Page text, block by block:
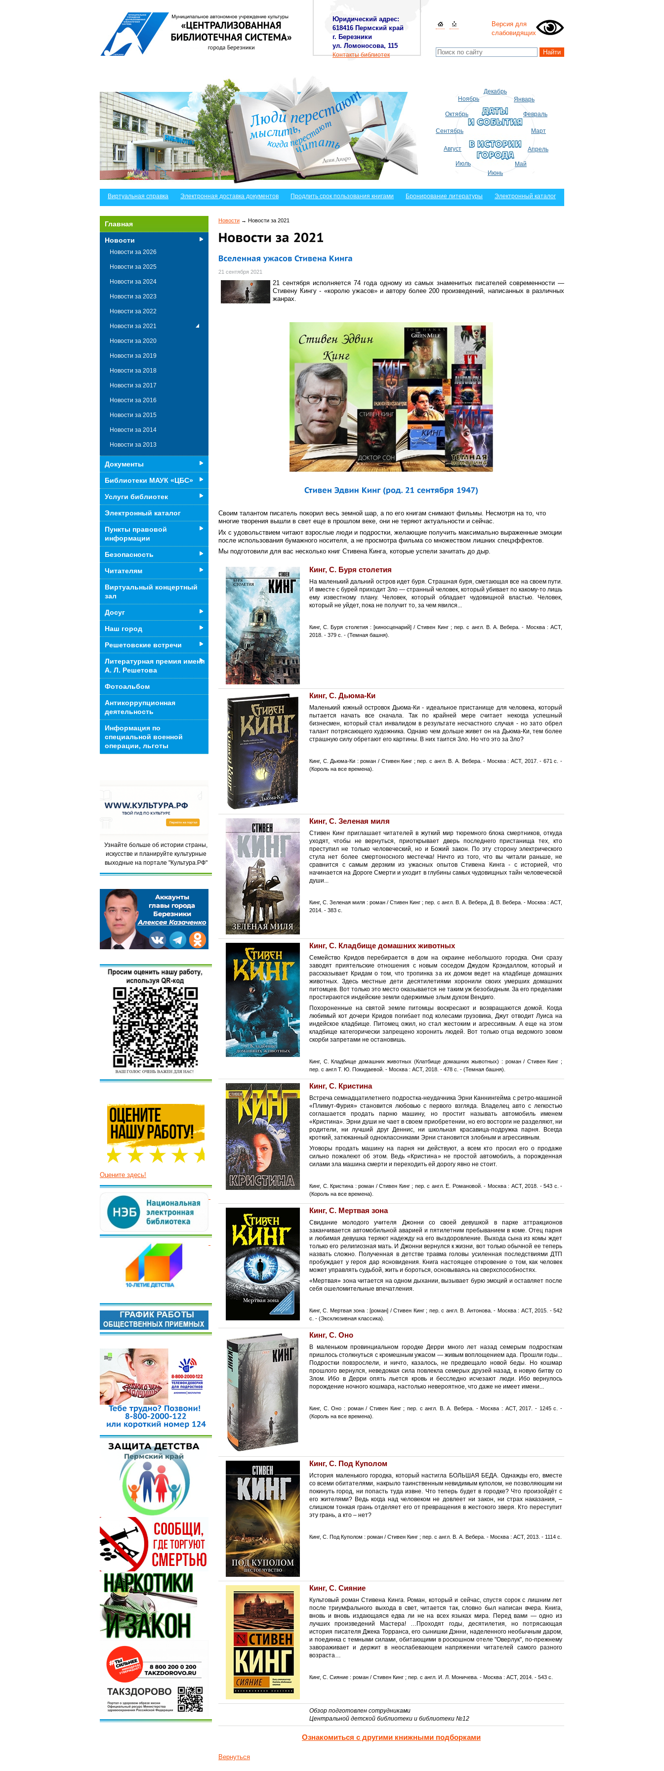
Юридический адрес:
618416 Пермский край
г. Березники
ул. Ломоносова, 115
Контакты библиотек
Версия для
слабовидящих
Январь
Февраль
Март
Апрель
Май
Июнь
Июль
Август
Сентябрь
Октябрь
Ноябрь
Декабрь
Виртуальная справка Электронная доставка документов Продлить срок пользования книгами Бронирование литературы Электронный каталог
Новости → Новости за 2021
21 сентября 2021
21 сентября исполняется 74 года одному из самых знаменитых писателей современности —
Стивену Кингу - «королю ужасов» и автору более 200 произведений, написанных в различных
жанрах.
Своим талантом писатель покорил весь земной шар, а по его книгам снимают фильмы. Несмотря на то, что
многие творения вышли в свет еще в прошлом веке, они не теряют актуальности и сейчас.
Их с удовольствием читают взрослые люди и подростки, желающие получить максимально выраженные эмоции
после использования бумажного носителя, а не просмотра фильма со множеством лишних спецэффектов.
Мы подготовили для вас несколько книг Стивена Кинга, которые успели зачитать до дыр.
Кинг, С. Буря столетия
На маленький дальний остров идет буря. Страшная буря, сметающая все на своем пути.
И вместе с бурей приходит Зло — странный человек, который убивает по какому-то лишь
ему известному плану. Человек, который обладает чудовищной властью. Человек,
который не уйдет, пока не получит то, за чем явился...
Кинг, С. Буря столетия : [киносценарий] / Стивен Кинг ; пер. с англ. В. А. Вебера. - Москва : АСТ,
2018. - 379 с. - (Темная башня).
Кинг, С. Дьюма-Ки
Маленький южный островок Дьюма-Ки - идеальное пристанище для человека, который
пытается начать все сначала. Так по крайней мере считает некогда успешный
бизнесмен, который стал инвалидом в результате несчастного случая - но зато обрел
талант потрясающего художника. Однако чем дольше живет он на Дьюма-Ки, тем более
страшную силу обретают его картины. В них таится Зло. Но что это за Зло?
Кинг, С. Дьюма-Ки : роман / Стивен Кинг ; пер. с англ. В. А. Вебера. - Москва : АСТ, 2017. - 671 с. -
(Король на все времена).
Кинг, С. Зеленая миля
Стивен Кинг приглашает читателей в жуткий мир тюремного блока смертников, откуда
уходят, чтобы не вернуться, приоткрывает дверь последнего пристанища тех, кто
преступил не только человеческий, но и Божий закон. По эту сторону электрического
стула нет более смертоносного местечка! Ничто из того, что вы читали раньше, не
сравнится с самым дерзким из ужасных опытов Стивена Кинга - с историей, что
начинается на Дороге Смерти и уходит в глубины самых чудовищных тайн человеческой
души...
Кинг, С. Зеленая миля : роман / Стивен Кинг ; пер. с англ. В. А. Вебера, Д. В. Вебера. - Москва : АСТ,
2014. - 383 с.
Кинг, С. Кладбище домашних животных
Семейство Кридов перебирается в дом на окраине небольшого городка. Они сразу
заводят приятельские отношения с новым соседом Джудом Крэндаллом, который и
рассказывает Кридам о том, что тропинка за их домом ведет на кладбище домашних
животных. Здесь местные дети десятилетиями хоронили своих умерших домашних
питомцев. Вот только это место оказывается не таким уж безобидным. За его пределами
простираются индейские земли одержимые злым духом Вендиго.
Похороненные на святой земле питомцы воскресают и возвращаются домой. Когда
любимый кот дочери Кридов погибает под колесами грузовика, Джут отводит Луиса на
индейское кладбище. Питомец ожил, но стал жестоким и агрессивным. А еще на этом
кладбище категорически запрещено хоронить людей. Вот только отца ведомого зовом
скорби запретами не остановишь.
Кинг, С. Кладбище домашних животных (Клатбище домашних жывотных) : роман / Стивен Кинг ;
пер. с англ Т. Ю. Покидаевой. - Москва : АСТ, 2018. - 478 с. - (Темная башня).
Кинг, С. Кристина
Встреча семнадцатилетнего подростка-неудачника Эрни Каннингейма с ретро-машиной
«Плимут-Фурия» становится любовью с первого взгляда. Владелец авто с легкостью
соглашается продать парню машину, но простит называть автомобиль именем
«Кристина». Эрни души не чает в своем приобретении, но его восторги не разделяют, ни
родители, ни лучший друг Деннис, ни школьная красавица-подружка парня. Всегда
кроткий, затюканный одноклассниками Эрни становится злобным и агрессивным.
Уговоры продать машину на парня ни действуют, а всем кто просил его о продаже
сильно пожалеют об этом. Ведь «Кристина» не простой автомобиль, а порожденная
силами зла машина смерти и переходить ей дорогу явно не стоит.
Кинг, С. Кристина : роман / Стивен Кинг ; пер. с англ. Е. Романовой. - Москва : АСТ, 2018. - 543 с. -
(Король на все времена).
Кинг, С. Мертвая зона
Свидание молодого учителя Джонни со своей девушкой в парке аттракционов
заканчивается автомобильной аварией и пятилетним пребыванием в коме. Отец парня
и любимая девушка теряют надежду на его выздоровление. Выхода сына из комы ждет
только его религиозная мать. И Джонни вернулся к жизни, вот только обычной ее теперь
назвать сложно. Полученная в детстве травма головы усиленная последствиями ДТП
пробуждает у героя дар ясновидения. Книга настоящее откровение о том, как человек
может управлять судьбой, жить и бороться, основываясь на сверхспособностях.
«Мертвая» зона читается на одном дыхании, вызывает бурю эмоций и оставляет после
себя ошеломительные впечатления.
Кинг, С. Мертвая зона : [роман] / Стивен Кинг ; пер. с англ. В. Антонова. - Москва : АСТ, 2015. - 542
с. - (Эксклюзивная классика).
Кинг, С. Оно
В маленьком провинциальном городке Дерри много лет назад семерым подросткам
пришлось столкнуться с кромешным ужасом — живым воплощением ада. Прошли годы...
Подростки повзрослели, и ничто, казалось, не предвещало новой беды. Но кошмар
прошлого вернулся, неведомая сила повлекла семерых друзей назад, в новую битву со
Злом. Ибо в Дерри опять льется кровь и бесследно исчезают люди. Ибо вернулось
порождение ночного кошмара, настолько невероятное, что даже не имеет имени...
Кинг, С. Оно : роман / Стивен Кинг ; пер. с англ. В. А. Вебера. - Москва : АСТ, 2017. - 1245 с. -
(Король на все времена).
Кинг, С. Под Куполом
История маленького городка, который настигла БОЛЬШАЯ БЕДА. Однажды его, вместе
со всеми обитателями, накрыло таинственным невидимым куполом, не позволяющим ни
покинуть город, ни попасть туда извне. Что теперь будет в городке? Что произойдёт с
его жителями? Ведь когда над человеком не довлеет ни закон, ни страх наказания, –
слишком тонкая грань отделяет его от превращения в жестокого зверя. Кто переступит
эту грань, а кто – нет?
Кинг, С. Под Куполом : роман / Стивен Кинг ; пер. с англ. В. А. Вебера. - Москва : АСТ, 2013. - 1114 с.
Кинг, С. Сияние
Культовый роман Стивена Кинга. Роман, который и сейчас, спустя сорок с лишним лет
после триумфального выхода в свет, читается так, словно был написан вчера. Книга,
вновь и вновь издающаяся едва ли не на всех языках мира. Перед вами — одно из
лучших произведений Мастера! …Проходят годы, десятилетия, но потрясающая
история писателя Джека Торранса, его сынишки Дэнни, наделенного необычным даром,
и поединка с темными силами, обитающими в роскошном отеле "Оверлук", по-прежнему
завораживает и держит в неослабевающем напряжении читателей самого разного
возраста…
Кинг, С. Сияние : роман / Стивен Кинг ; пер. с англ. И. Л. Моничева. - Москва : АСТ, 2014. - 543 с.
Обзор подготовлен сотрудниками
Центральной детской библиотеки и библиотеки №12
Ознакомиться с другими книжными подборками
Вернуться
Главная
Новости
Новости за 2026
Новости за 2025
Новости за 2024
Новости за 2023
Новости за 2022
Новости за 2021
Новости за 2020
Новости за 2019
Новости за 2018
Новости за 2017
Новости за 2016
Новости за 2015
Новости за 2014
Новости за 2013
Документы
Библиотеки МАУК «ЦБС»
Услуги библиотек
Электронный каталог
Пункты правовой
информации
Безопасность
Читателям
Виртуальный концертный
зал
Досуг
Наш город
Решетовские встречи
Литературная премия имени
А. Л. Решетова
Фотоальбом
Антикоррупционная
деятельность
Информация по
специальной военной
операции, льготы
Узнайте больше об истории страны,
искусстве и планируйте культурные
выходные на портале "Культура.РФ"
Оцените здесь!